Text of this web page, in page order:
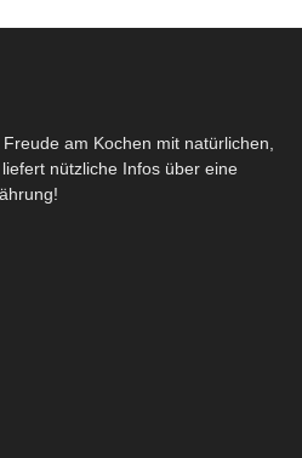
am Kochen mit natürlichen,
nützliche Infos über eine